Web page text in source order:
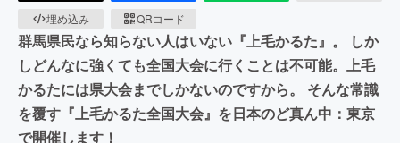
埋め込み
QRコード
群馬県民なら知らない人はいない『上毛かるた』。 しか
しどんなに強くても全国大会に行くことは不可能。上毛
かるたには県大会までしかないのですから。 そんな常識
を覆す『上毛かるた全国大会』を日本のど真ん中：東京
で開催します！